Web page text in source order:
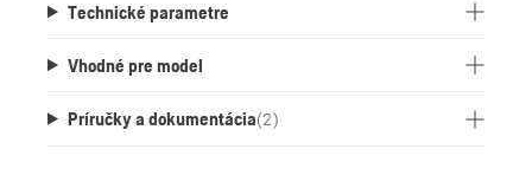
Technické parametre
Vhodné pre model
Príručky a dokumentácia(2)